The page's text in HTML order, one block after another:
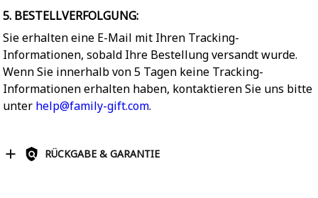
5. BESTELLVERFOLGUNG:
Sie erhalten eine E-Mail mit Ihren Tracking-
Informationen, sobald Ihre Bestellung versandt wurde.
Wenn Sie innerhalb von 5 Tagen keine Tracking-
Informationen erhalten haben, kontaktieren Sie uns bitte
unter help@family-gift.com.
RÜCKGABE & GARANTIE